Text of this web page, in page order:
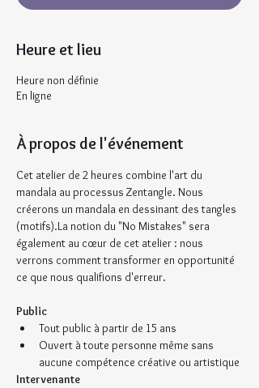
Heure et lieu
Heure non définie
En ligne
À propos de l'événement
Cet atelier de 2 heures combine l'art du
mandala au processus Zentangle. Nous
créerons un mandala en dessinant des tangles
(motifs).La notion du "No Mistakes" sera
également au cœur de cet atelier : nous
verrons comment transformer en opportunité
ce que nous qualifions d'erreur.
Public
Tout public à partir de 15 ans
Ouvert à toute personne même sans
aucune compétence créative ou artistique
Intervenante